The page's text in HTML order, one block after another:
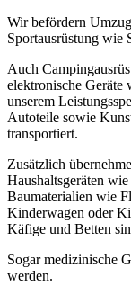
Wir befördern
Sportausrüstung wie
Auch
elektronische Geräte
unserem
Autoteile sowie
transportiert.
Zusätzlich
Haushaltsgeräten
Baumaterialien wie
Kinderwagen oder
Käfige und Betten
Sogar medizinische
werden.